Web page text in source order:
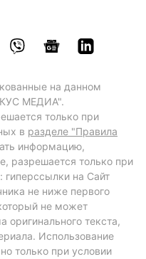
на данном
МЕДИА".
только при
в разделе "Правила
информацию,
разрешается только при
на Сайт
не ниже первого
не может
оригинального текста,
Использование
только при условии